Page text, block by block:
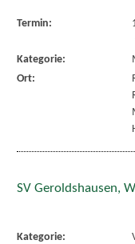
Termin:
Kategorie:
Ort:
SV Geroldshausen,
Kategorie: